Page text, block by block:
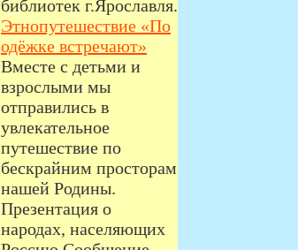
библиотек г.Ярославля.
Этнопутешествие «По
одёжке встречают»
Вместе с детьми и
взрослыми мы
отправились в
увлекательное
путешествие по
бескрайним просторам
нашей Родины.
Презентация о
народах, населяющих